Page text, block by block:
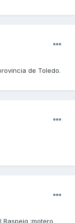
de Toledo.
:motero